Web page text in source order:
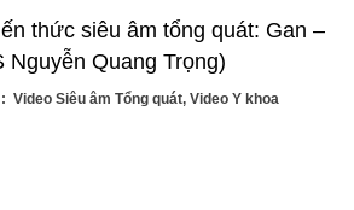
thức siêu âm tổng quát: Gan –
Nguyễn Quang Trọng)
Video Siêu âm Tổng quát, Video Y khoa